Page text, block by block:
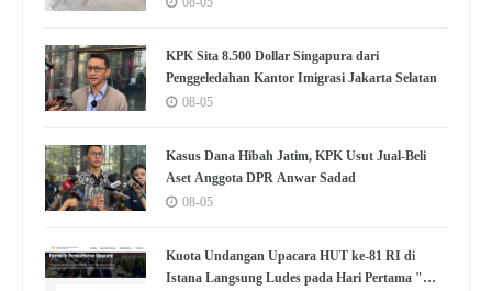
KPK Sita 8.500 Dollar Singapura dari
Penggeledahan Kantor Imigrasi Jakarta Selatan
08-05
Kasus Dana Hibah Jatim, KPK Usut Jual-Beli
Aset Anggota DPR Anwar Sadad
08-05
Kuota Undangan Upacara HUT ke-81 RI di
Istana Langsung Ludes pada Hari Pertama "War